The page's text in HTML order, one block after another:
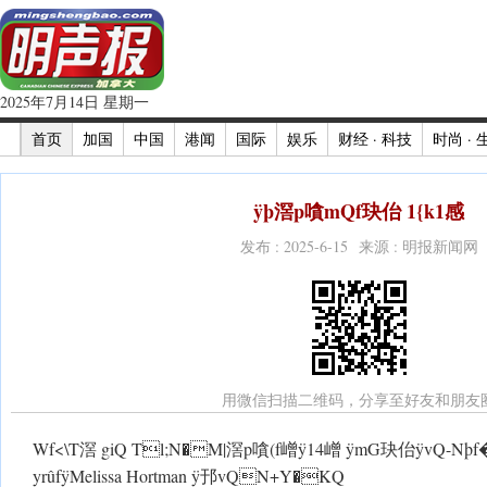
2025年7月14日 星期一
首页
加国 中国 港闻 国际 娱乐 财经 · 科技 时尚 ·
ÿþ滘p嗿mQf玦佁 1{k1感
发布 : 2025-6-15 来源 : 明报新闻网
用微信扫描二维码，分享至好友和朋友
 Wf<\T滘 giQ Tl;N�M|滘p嗿(f嶒ÿ14嶒 ÿmG玦佁 ÿvQ-
yrûfÿMelissa Hortman ÿ邘vQN+Y�KQ